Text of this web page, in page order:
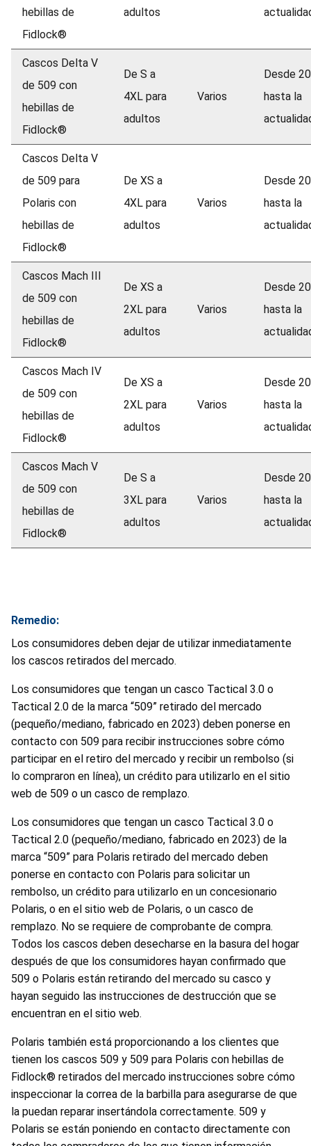
hebillas de
Fidlock®
adultos
Cascos Delta V
de 509 con
hebillas de
Fidlock®
De S a
4XL para
adultos
Varios
Desde
hasta la
Cascos Delta V
de 509 para
Polaris con
hebillas de
Fidlock®
De XS a
4XL para
adultos
Varios
Desde
hasta la
Cascos Mach III
de 509 con
hebillas de
Fidlock®
De XS a
2XL para
adultos
Varios
Desde
hasta la
Cascos Mach IV
de 509 con
hebillas de
Fidlock®
De XS a
2XL para
adultos
Varios
Desde
hasta la
Cascos Mach V
de 509 con
hebillas de
Fidlock®
De S a
3XL para
adultos
Varios
Desde
hasta la
Remedio:
Los consumidores deben dejar de utilizar inmediatamente
los cascos retirados del mercado.
Los consumidores que tengan un casco Tactical 3.0 o
Tactical 2.0 de la marca “509” retirado del mercado
(pequeño/mediano, fabricado en 2023) deben ponerse en
contacto con 509 para recibir instrucciones sobre cómo
participar en el retiro del mercado y recibir un rembolso (si
lo compraron en línea), un crédito para utilizarlo en el sitio
web de 509 o un casco de remplazo.
Los consumidores que tengan un casco Tactical 3.0 o
Tactical 2.0 (pequeño/mediano, fabricado en 2023) de la
marca “509” para Polaris retirado del mercado deben
ponerse en contacto con Polaris para solicitar un
rembolso, un crédito para utilizarlo en un concesionario
Polaris, o en el sitio web de Polaris, o un casco de
remplazo. No se requiere de comprobante de compra.
Todos los cascos deben desecharse en la basura del hogar
después de que los consumidores hayan confirmado que
509 o Polaris están retirando del mercado su casco y
hayan seguido las instrucciones de destrucción que se
encuentran en el sitio web.
Polaris también está proporcionando a los clientes que
tienen los cascos 509 y 509 para Polaris con hebillas de
Fidlock® retirados del mercado instrucciones sobre cómo
inspeccionar la correa de la barbilla para asegurarse de que
la puedan reparar insertándola correctamente. 509 y
Polaris se están poniendo en contacto directamente con